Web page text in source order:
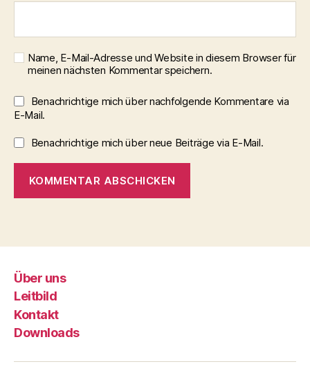
Name, E-Mail-Adresse und Website in diesem Browser für
meinen nächsten Kommentar speichern.
Benachrichtige mich über nachfolgende Kommentare via
E-Mail.
Benachrichtige mich über neue Beiträge via E-Mail.
Über uns
Leitbild
Kontakt
Downloads